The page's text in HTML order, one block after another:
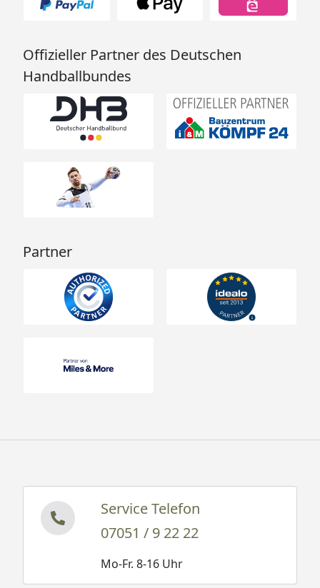
Offizieller Partner des Deutschen
Handballbundes
Partner
Service Telefon
07051 / 9 22 22
Mo-Fr. 8-16 Uhr